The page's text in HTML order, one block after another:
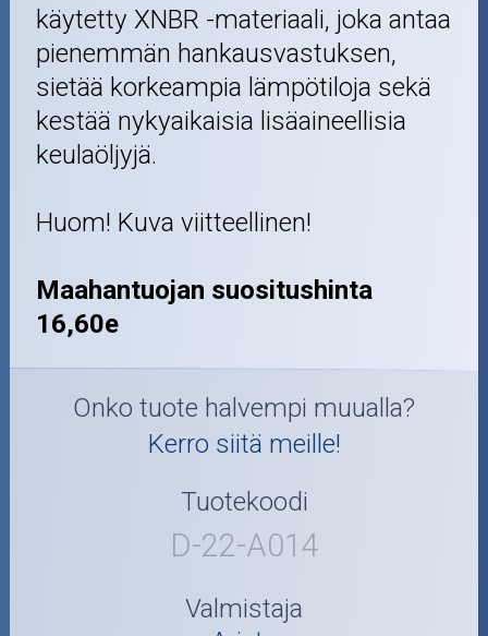
käytetty XNBR -materiaali, joka antaa
pienemmän hankausvastuksen,
sietää korkeampia lämpötiloja sekä
kestää nykyaikaisia lisäaineellisia
keulaöljyjä.
Huom! Kuva viitteellinen!
Maahantuojan suositushinta
16,60e
Onko tuote halvempi muualla?
Kerro siitä meille!
Tuotekoodi
D-22-A014
Valmistaja